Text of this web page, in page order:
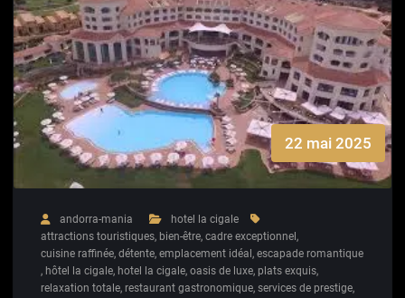
22 mai 2025
andorra-mania
hotel la cigale
attractions touristiques, bien-être, cadre exceptionnel ,
cuisine raffinée, détente, emplacement idéal , escapade romantique
, hôtel la cigale, hotel la cigale, oasis de luxe, plats exquis,
relaxation totale, restaurant gastronomique, services de prestige,